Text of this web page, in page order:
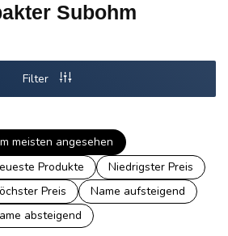
Subohm
Filter
meisten angesehen
Produkte
Niedrigster Preis
Preis
Name aufsteigend
absteigend